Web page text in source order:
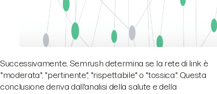
Successivamente, Semrush determina se la rete di link è
"moderata", "pertinente", "rispettabile" o "tossica". Questa
conclusione deriva dall'analisi della salute e della